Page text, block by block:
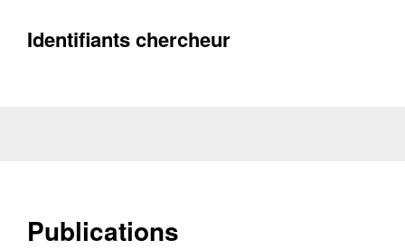
Identifiants chercheur
Publications